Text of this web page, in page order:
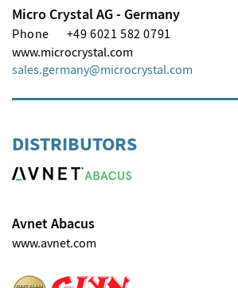
Micro Crystal AG - Germany
Phone
+49 6021 582 0791
www.microcrystal.com
sales.germany
microcrystal com
DISTRIBUTORS
Avnet Abacus
www.avnet.com